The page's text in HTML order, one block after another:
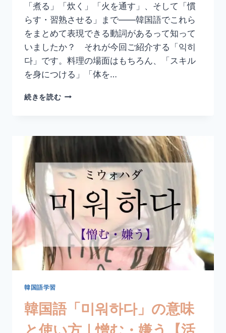
丁
寧
語
と
め】
「煮る」「炊く」「火を通す」、そして「慣
らす・習熟させる」まで——韓国語でこれら
をまとめて表現できる動詞があるって知って
いましたか？ それが今回ご紹介する「익히
다」です。料理の場面はもちろん、「スキル
を身につける」「体を…
続きを読む韓
「煮
く」
の
【익
히
다
(イ
ダ)】
の
音・
例
文
韓国語学習
韓国語「미워하다」の意味